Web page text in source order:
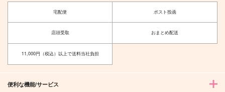
宅配便 ポスト投函
店頭受取 おまとめ配送
11,000円（税込）以上で送料当社負担
便利な機能/サービス